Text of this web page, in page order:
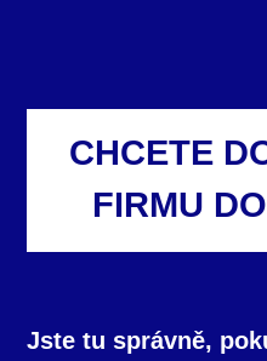
CHCETE
FIRMU
Jste tu správně,